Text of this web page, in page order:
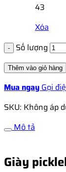
43
Xóa
Số lượng
Thêm vào giỏ hàng
Mua ngay Gọi
SKU: Không áp
Mô tả
Giày